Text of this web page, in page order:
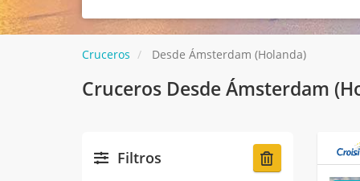
Cruceros Desde Ámsterdam (Holanda)
Cruceros Desde Ámsterdam
Filtros